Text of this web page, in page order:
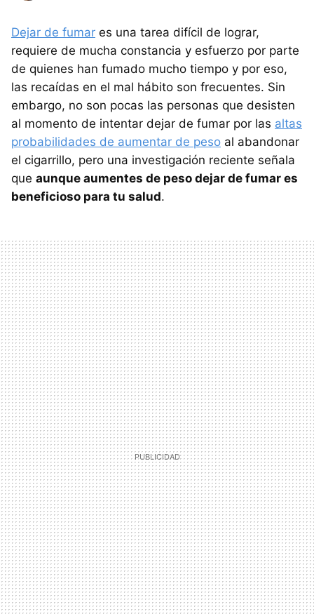
Dejar de fumar es una tarea difícil de lograr,
requiere de mucha constancia y esfuerzo por parte
de quienes han fumado mucho tiempo y por eso,
las recaídas en el mal hábito son frecuentes. Sin
embargo, no son pocas las personas que desisten
al momento de intentar dejar de fumar por las altas
probabilidades de aumentar de peso al abandonar
el cigarrillo, pero una investigación reciente señala
que aunque aumentes de peso dejar de fumar es
beneficioso para tu salud.